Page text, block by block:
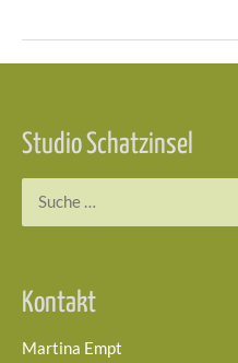
Studio Schatzinsel
Kontakt
Martina Empt